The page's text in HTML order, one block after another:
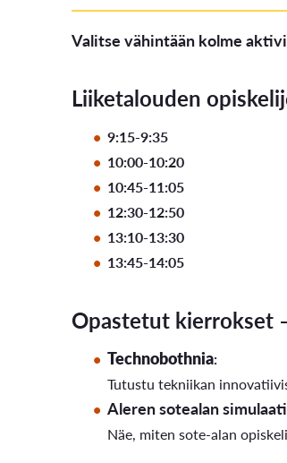
Valitse vähintään kolme
Liiketalouden
9:15-9:35
10:00-10:20
10:45-11:05
12:30-12:50
13:10-13:30
13:45-14:05
Opastetut kierrokset
Technobothnia:
Tutustu tekniikan
Aleren sotealan
Näe, miten sote-alan